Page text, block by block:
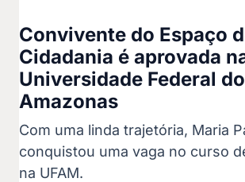
Convivente do Espaço
Cidadania é aprovada
Universidade Federal do
Amazonas
Com uma linda trajetória, Maria
conquistou uma vaga no curso
na UFAM.